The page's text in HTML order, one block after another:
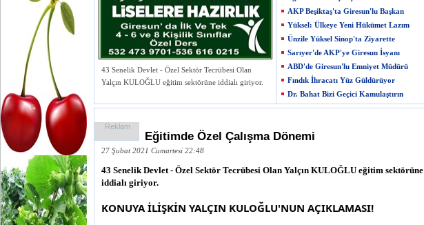
43 Senelik Devlet - Özel Sektör Tecrübesi Olan
Yalçın KULOĞLU eğitim sektörüne iddialı giriyor.
AKP Beşiktaş'ta Giresun'lu Başkan
Yüksel: Ülkeye Yeni Hükümet Lazım
Ünzile Yüksel Sinop'ta Ziyarette
Sarıyer'de AKP'ye Giresun İsyanı
ABD'de Giresun'lu Emniyet Müdürü
Fındık İhracatı Yüz Güldürüyor
Dr. Bahat Bizi Geçici Kamulaştırın
Reklam
Eğitimde Özel Çalışma Dönemi
27 Şubat 2021 Cumartesi 22:48
43 Senelik Devlet - Özel Sektör Tecrübesi Olan Yalçın KULOĞLU eğitim sektörüne
iddialı giriyor.
KONUYA İLİŞKİN YALÇIN KULOĞLU'NUN AÇIKLAMASI!